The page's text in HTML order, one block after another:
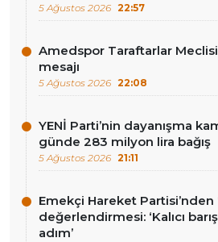
5 Ağustos 2026 22:57
Amedspor Taraftarlar
mesajı
5 Ağustos 2026 22:08
YENİ Parti’nin dayanışma
günde 283 milyon lira bağış
5 Ağustos 2026 21:11
Emekçi Hareket Partisi’nden
değerlendirmesi: ‘Kalıcı
adım’